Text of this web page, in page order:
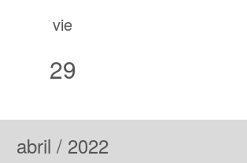
vie
29
abril / 2022